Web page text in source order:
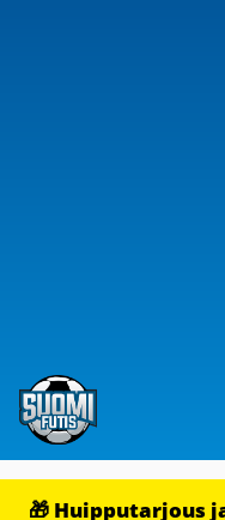
🎁 Huipputarjous